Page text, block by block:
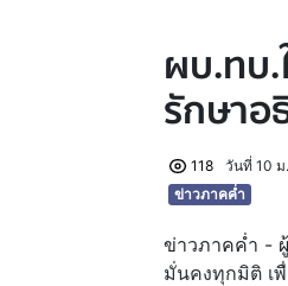
ผบ.ทบ
รักษาอ
118
วันที่ 10 ม
ข่าวภาคค่ำ
ข่าวภาคค่ำ -
มั่นคงทุกมิติ เ